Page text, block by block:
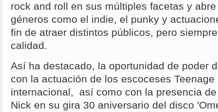
rock and roll en sus múltiples facetas y
géneros como el indie, el punky y
fin de atraer distintos públicos, pero
calidad.
Así ha destacado, la oportunidad de poder
con la actuación de los escoceses
internacional, así como con la presencia
Nick en su gira 30 aniversario del disco